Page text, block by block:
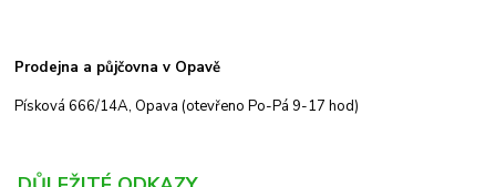
Prodejna a půjčovna v Opavě
Písková 666/14A, Opava (otevřeno Po-Pá 9-17 hod)